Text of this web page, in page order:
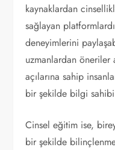
kaynaklardan
sağlayan
deneyimlerini
uzmanlardan öneriler
açılarına sahip
bir şekilde bilgi
Cinsel eğitim ise,
bir şekilde